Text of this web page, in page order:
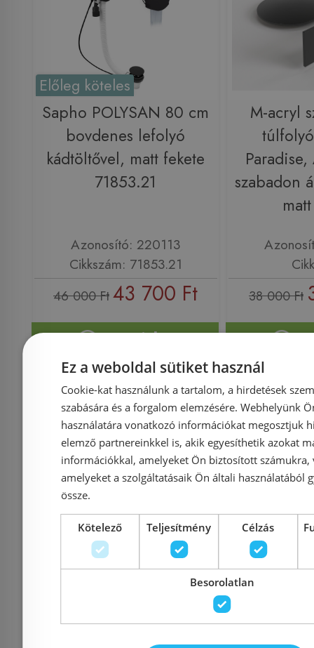
Előleg köteles
Sapho POLYSAN 80 cm
bovdenes lefolyó
kádtöltővel, matt fekete
71853.21
Azonosító: 220113
Cikkszám: 71853.21
46 000 Ft43 700 Ft
Kosárba
M-acryl
szabadon
38 000 Ft
-5%
Rendelésre
Sapho POLYSAN 120
cm bovdenes kád
lefolyó, matt fekete
Rendelésre
Sapho
Ez a weboldal sütiket használ
Cookie-kat használunk a tartalom, a hirdetések
szabására és a forgalom elemzésére. Webhelyünk
használatára vonatkozó információkat megosztjuk
elemző partnereinkkel is, akik egyesíthetik azokat
információkkal, amelyeket Ön biztosított számukra,
amelyeket a szolgáltatásaik Ön általi használatából
össze.
Kötelező Teljesítmény Célzás
Besorolatlan